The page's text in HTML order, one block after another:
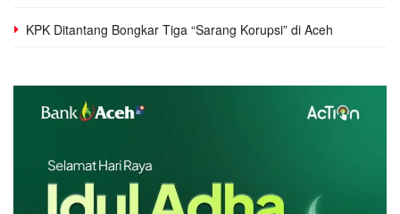
KPK Ditantang Bongkar Tiga “Sarang Korupsi” di Aceh